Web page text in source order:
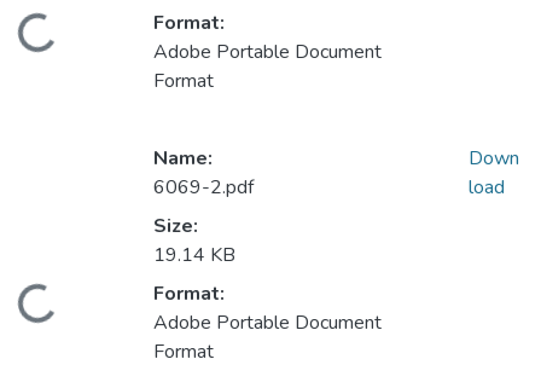
Loading...
Format:
Adobe Portable Document
Format
Loading...
Name:
6069-2.pdf
Size:
19.14 KB
Format:
Adobe Portable Document
Format
Down
load